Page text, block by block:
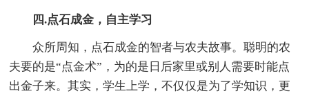
四.点石成金，自主学习
众所周知，点石成金的智者与农夫故事。聪明的农
夫要的是“点金术”，为的是日后家里或别人需要时能点
出金子来。其实，学生上学，不仅仅是为了学知识，更